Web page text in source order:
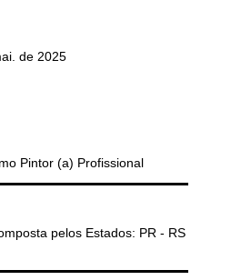
de 2025
Pintor (a) Profissional
pelos Estados: PR - RS